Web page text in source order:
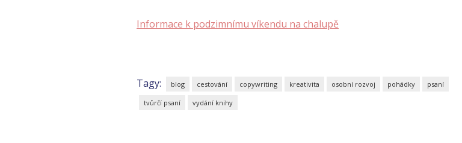
Informace k podzimnímu víkendu na chalupě
Tagy: blog cestování copywriting kreativita osobní rozvoj pohádky psaní
tvůrčí psaní vydání knihy